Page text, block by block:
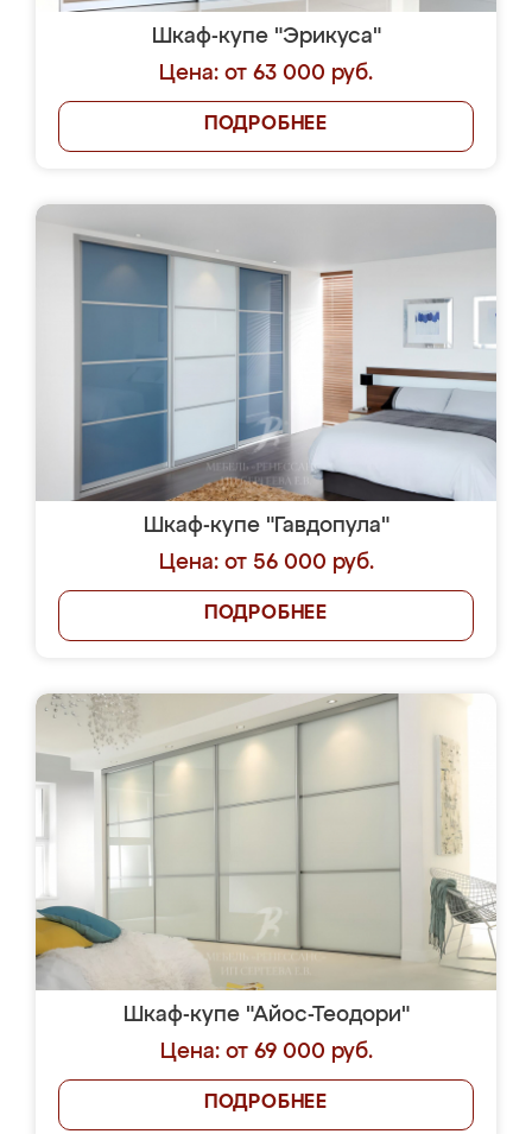
Шкаф-купе "Эрикуса"
Цена: от 63 000 руб.
ПОДРОБНЕЕ
Шкаф-купе "Гавдопула"
Цена: от 56 000 руб.
ПОДРОБНЕЕ
Шкаф-купе "Айос-Теодори"
Цена: от 69 000 руб.
ПОДРОБНЕЕ